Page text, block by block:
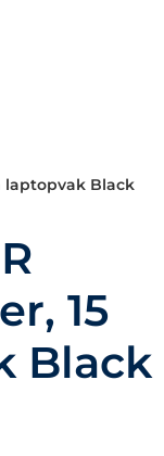
laptopvak Black
15
Black